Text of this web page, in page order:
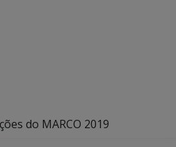
do MARCO 2019